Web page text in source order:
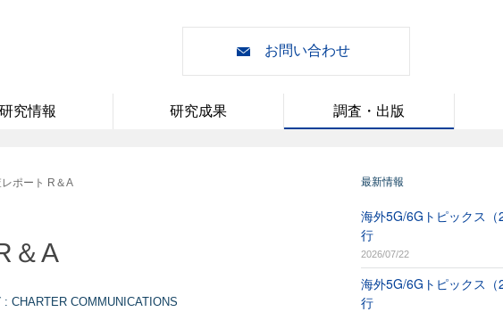
お問い合わせ
研究情報 研究成果 調査・出版
ポート R＆A
＆A
COMMUNICATIONS
最新情報
海外5G/6Gトピックス
行
2026/07/22
海外5G/6Gトピックス
行